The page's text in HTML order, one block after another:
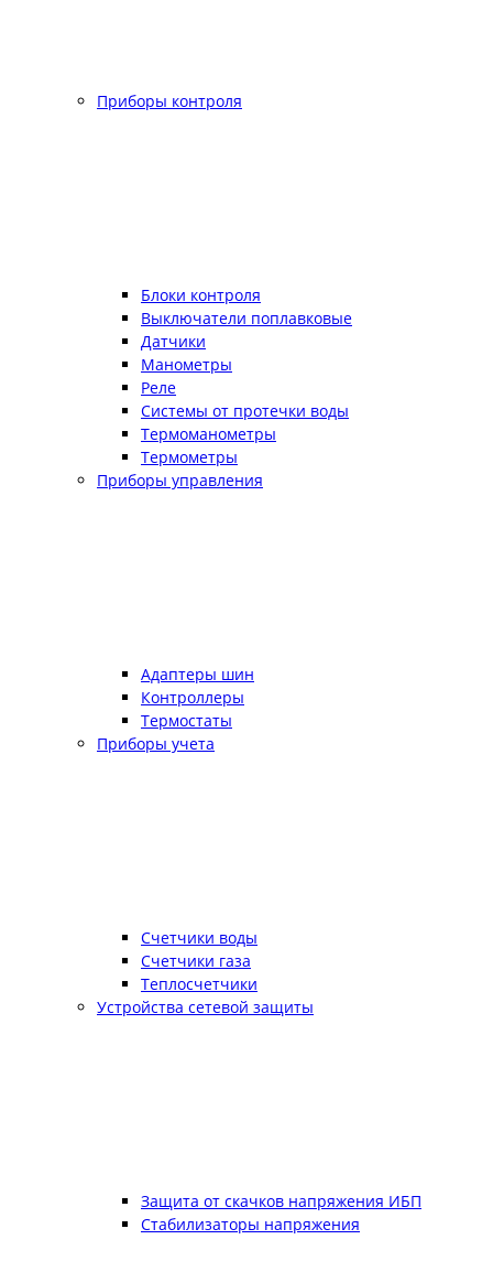
Приборы контроля
Блоки контроля
Выключатели поплавковые
Датчики
Манометры
Реле
Системы от протечки воды
Термоманометры
Термометры
Приборы управления
Адаптеры шин
Контроллеры
Термостаты
Приборы учета
Счетчики воды
Счетчики газа
Теплосчетчики
Устройства сетевой защиты
Защита от скачков напряжения ИБП
Стабилизаторы напряжения